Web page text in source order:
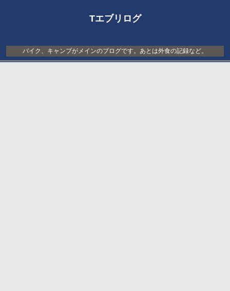
Tエブリログ
バイク、キャンプがメインのブログです。あとは外食の記録など。